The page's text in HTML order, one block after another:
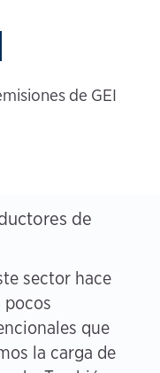
de GEI
de
sector hace
pocos
que
la carga de